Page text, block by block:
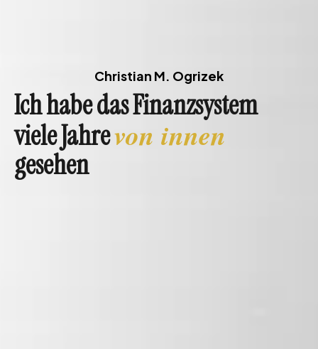
Christian M. Ogrizek
Ich habe das Finanzsystem
viele Jahrevon innen
gesehen